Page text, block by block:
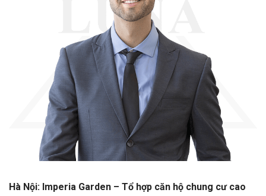
Hà Nội: Imperia Garden – Tổ hợp căn hộ chung cư cao